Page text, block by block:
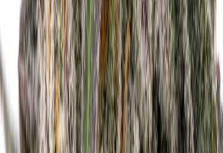
Strains Sativa Strains Indica Strains Hybrid Strains
Standorte